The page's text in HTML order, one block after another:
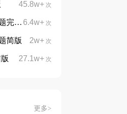
45.8w+ 次
6.4w+ 次
版
2w+ 次
简版
27.1w+ 次
更多>